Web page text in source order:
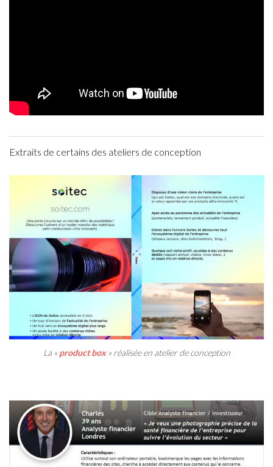
Extraits de certains des ateliers de conception
La « product box» réalisée en atelier de conception